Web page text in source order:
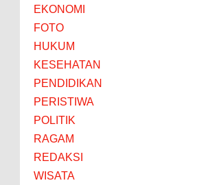
EKONOMI
FOTO
HUKUM
KESEHATAN
PENDIDIKAN
PERISTIWA
POLITIK
RAGAM
REDAKSI
WISATA